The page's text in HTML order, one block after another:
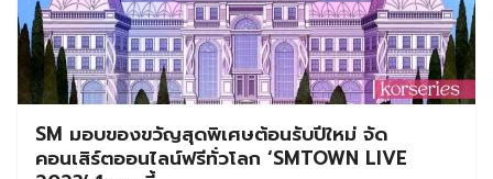
SM มอบของขวัญสุดพิเศษต้อนรับปีใหม่ จัด
คอนเสิร์ตออนไลน์ฟรีทั่วโลก ‘SMTOWN LIVE